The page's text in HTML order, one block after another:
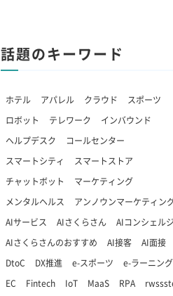
話題のキーワード
ホテル アパレル クラウド
スポーツ
ロボット
テレワーク
インバウンド
ヘルプデスク
コールセンター
スマートシティ
スマートストア
チャットボット
マーケティング
メンタルヘルス
アンノウンマーケティン
AIサービス
AIさくらさん
AIコンシェル
AIさくらさんのおすすめ
AI接客 AI面接
DtoC
DX推進 e-スポーツ
e-ラーニング
EC
Fintech IoT MaaS RPA